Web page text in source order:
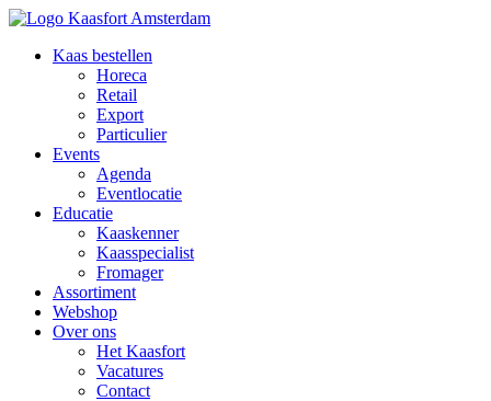
Kaas bestellen
Horeca
Retail
Export
Particulier
Events
Agenda
Eventlocatie
Educatie
Kaaskenner
Kaasspecialist
Fromager
Assortiment
Webshop
Over ons
Het Kaasfort
Vacatures
Contact